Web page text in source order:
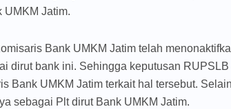
UMKM Jatim.
Bank UMKM Jatim telah
dirut bank ini. Sehingga keputusan RUPSLB
Bank UMKM Jatim terkait hal tersebut.
sebagai Plt dirut Bank UMKM Jatim.